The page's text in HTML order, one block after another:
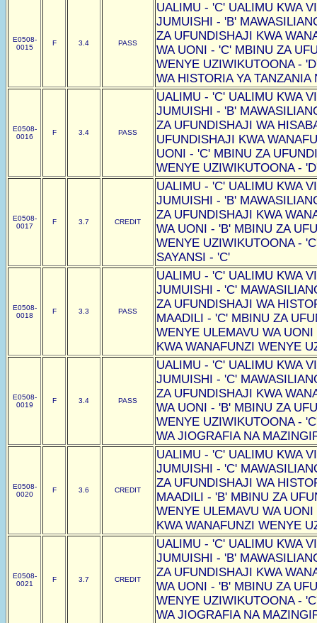
E0508-
0015
F 3.4 PASS
UALIMU - 'C' UALIMU KWA
JUMUISHI - 'B'
ZA UFUNDISHAJI KWA
WA UONI - 'C' MBINU ZA
WENYE UZIWIKUTOONA -
WA HISTORIA YA TANZANIA
E0508-
0016
F 3.4 PASS
UALIMU - 'C' UALIMU KWA
JUMUISHI - 'B'
ZA UFUNDISHAJI WA
UFUNDISHAJI KWA
UONI - 'C' MBINU ZA
WENYE UZIWIKUTOONA -
E0508-
0017
F 3.7 CREDIT
UALIMU - 'C' UALIMU KWA
JUMUISHI - 'B'
ZA UFUNDISHAJI KWA
WA UONI - 'B' MBINU ZA
WENYE UZIWIKUTOONA -
SAYANSI - 'C'
E0508-
0018
F 3.3 PASS
UALIMU - 'C' UALIMU KWA
JUMUISHI - 'C'
ZA UFUNDISHAJI WA
MAADILI - 'C' MBINU ZA
WENYE ULEMAVU WA
KWA WANAFUNZI WENYE
E0508-
0019
F 3.4 PASS
UALIMU - 'C' UALIMU KWA
JUMUISHI - 'C'
ZA UFUNDISHAJI KWA
WA UONI - 'B' MBINU ZA
WENYE UZIWIKUTOONA -
WA JIOGRAFIA NA
E0508-
0020
F 3.6 CREDIT
UALIMU - 'C' UALIMU KWA
JUMUISHI - 'C'
ZA UFUNDISHAJI WA
MAADILI - 'B' MBINU ZA
WENYE ULEMAVU WA
KWA WANAFUNZI WENYE
E0508-
0021
F 3.7 CREDIT
UALIMU - 'C' UALIMU KWA
JUMUISHI - 'B'
ZA UFUNDISHAJI KWA
WA UONI - 'B' MBINU ZA
WENYE UZIWIKUTOONA -
WA JIOGRAFIA NA